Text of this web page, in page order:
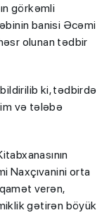
görkəmli
banisi Əcəmi
olunan tədbir
ki, tədbirdə
və tələbə
Naxçıvanini orta
verən,
gətirən böyük